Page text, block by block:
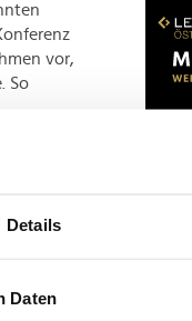
Details
Daten
vor,
So
und
einen